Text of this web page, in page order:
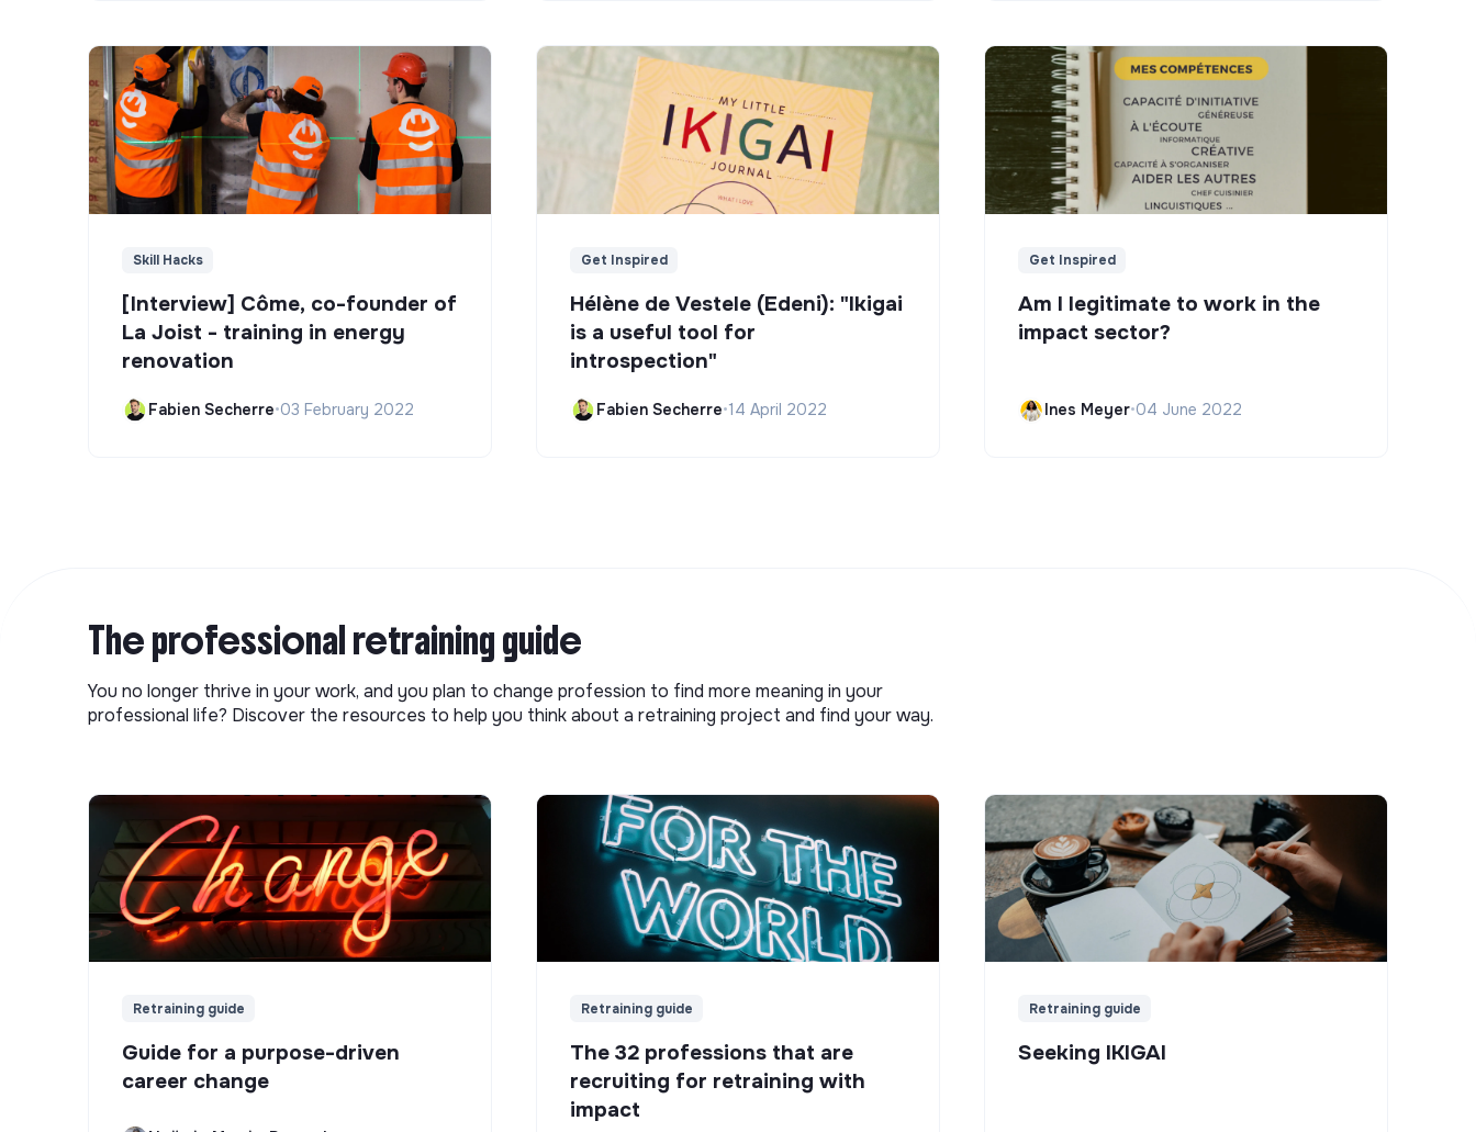
Skill Hacks
[Interview] Côme, co-founder of
La Joist - training in energy
renovation
Fabien Secherre•03 February 2022
Get Inspired
Hélène de Vestele (Edeni): "Ikigai
is a useful tool for
introspection"
Fabien Secherre•14 April 2022
Get Inspired
Am I legitimate to work in the
impact sector?
Ines Meyer•04 June 2022
The professional retraining guide
You no longer thrive in your work, and you plan to change profession to find more meaning in your
professional life? Discover the resources to help you think about a retraining project and find your way.
Retraining guide
Guide for a purpose-driven
career change
Retraining guide
The 32 professions that are
recruiting for retraining with
impact
Retraining guide
Seeking IKIGAI